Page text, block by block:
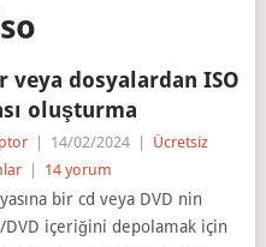
veya dosyalardan ISO
oluşturma
14/02/2024
Ücretsiz
14 yorum
bir cd veya DVD nin
içeriğini depolamak için